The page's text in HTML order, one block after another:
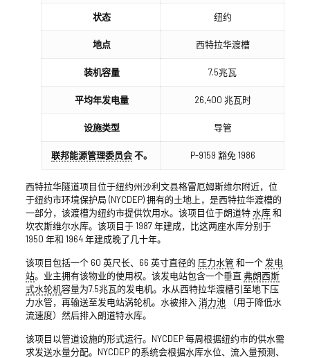
状态 纽约
地点 西特拉华渡槽
装机容量 7.5兆瓦
平均年发电量 26,400 兆瓦时
设施类型 导管
联邦能源管理委员会不。 P-9159 豁免 1986
西特拉华隧道项目位于纽约州沙利文县格雷厄姆斯维尔附近，位
于纽约市环境保护局 (NYCDEP) 拥有的土地上，是西特拉华渡槽的
一部分，该渡槽为纽约市提供饮用水。该项目位于朗道特 水库和
坎农斯维尔水库。该项目于 1987 年建成，比这两座水库分别于
1950 年和 1964 年建成晚了几十年。
该项目包括一个 60 英尺长、66 英寸直径的 压力水管和一个 发电
站。业主拥有该物业的使用权。该发电站包含一个垂直 弗朗西斯
式水轮机容量为7.5兆瓦的发电机。水从西特拉华渡槽引至地下压
力水管，再输送至发电站涡轮机。水被排入 消力池 （用于降低水
流速度）然后排入朗道特水库。
该项目以管道设施的形式运行。NYCDEP 每周根据纽约市的供水需
求发送水量分配。NYCDEP 的系统会根据水库水位、流入量预测、